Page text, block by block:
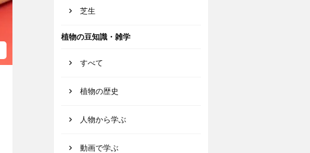
芝生
植物の豆知識・雑学
すべて
植物の歴史
人物から学ぶ
動画で学ぶ